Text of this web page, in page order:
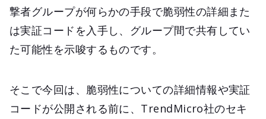
撃者グループが何らかの手段で脆弱性の詳細また
は実証コードを入手し、グループ間で共有してい
た可能性を示唆するものです。
そこで今回は、脆弱性についての詳細情報や実証
コードが公開される前に、TrendMicro社のセキ